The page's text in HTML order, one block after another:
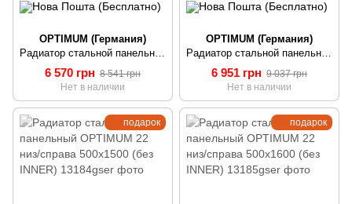
OPTIMUM (Германия)
Радиатор стальной панельный OPTIMUM 22 низ/справа 500х1300 (без INNER)
6 570 грн 8 541 грн
Нет в наличии
OPTIMUM (Германия)
Радиатор стальной панельный OPTIMUM 22 низ/справа 500х1400 (без INNER)
6 951 грн 9 037 грн
Нет в наличии
подарок подарок